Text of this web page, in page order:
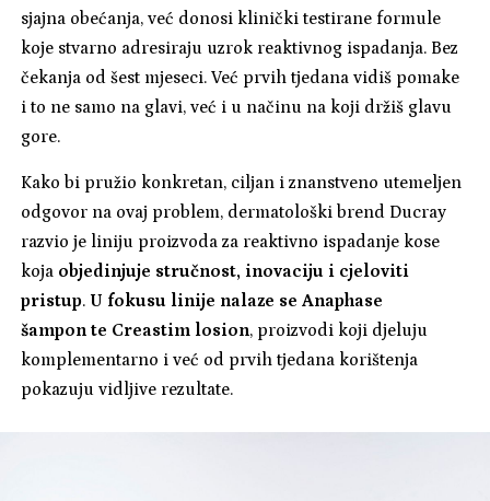
sjajna obećanja, već donosi klinički testirane formule
koje stvarno adresiraju uzrok reaktivnog ispadanja. Bez
čekanja od šest mjeseci. Već prvih tjedana vidiš pomake
i to ne samo na glavi, već i u načinu na koji držiš glavu
gore.
Kako bi pružio konkretan, ciljan i znanstveno utemeljen
odgovor na ovaj problem, dermatološki brend Ducray
razvio je liniju proizvoda za reaktivno ispadanje kose
koja objedinjuje stručnost, inovaciju i cjeloviti
pristup. U fokusu linije nalaze se Anaphase
šampon te Creastim losion, proizvodi koji djeluju
komplementarno i već od prvih tjedana korištenja
pokazuju vidljive rezultate.